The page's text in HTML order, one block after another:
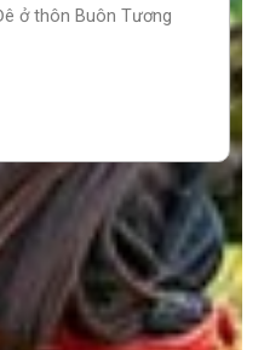
ở thôn Buôn Tương